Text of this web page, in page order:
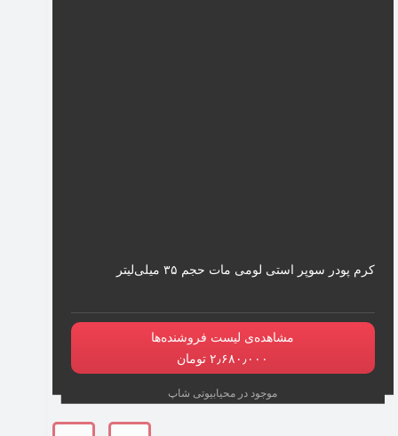
کرم پودر سوپر استی لومی مات حجم ۳۵ میلی‌لیتر
مشاهده‌ی لیست فروشنده‌ها
۲٫۶۸۰٫۰۰۰ تومان
موجود در محیابیوتی شاپ